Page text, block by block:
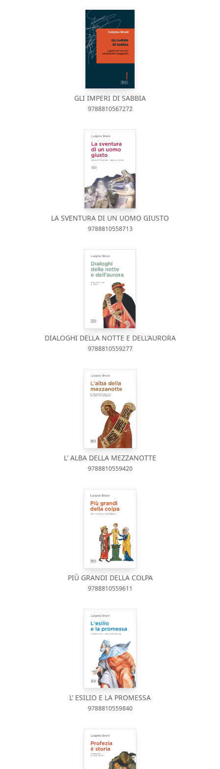
GLI IMPERI DI SABBIA
9788810567272
LA SVENTURA DI UN UOMO GIUSTO
9788810558713
DIALOGHI DELLA NOTTE E DELL’AURORA
9788810559277
L' ALBA DELLA MEZZANOTTE
9788810559420
PIÙ GRANDI DELLA COLPA
9788810559611
L’ ESILIO E LA PROMESSA
9788810559840